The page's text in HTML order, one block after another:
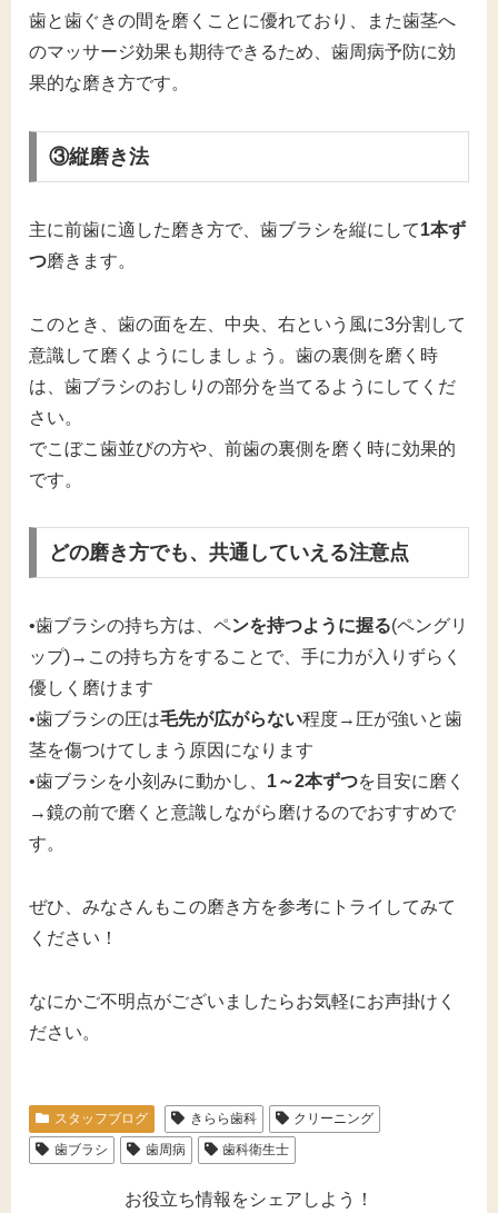
歯と歯ぐきの間を磨くことに優れており、また歯茎へ
のマッサージ効果も期待できるため、歯周病予防に効
果的な磨き方です。
③縦磨き法
主に前歯に適した磨き方で、歯ブラシを縦にして1本ず
つ磨きます。
このとき、歯の面を左、中央、右という風に3分割して
意識して磨くようにしましょう。歯の裏側を磨く時
は、歯ブラシのおしりの部分を当てるようにしてくだ
さい。
でこぼこ歯並びの方や、前歯の裏側を磨く時に効果的
です。
どの磨き方でも、共通していえる注意点
•歯ブラシの持ち方は、ペンを持つように握る(ペングリ
ップ)→この持ち方をすることで、手に力が入りずらく
優しく磨けます
•歯ブラシの圧は毛先が広がらない程度→圧が強いと歯
茎を傷つけてしまう原因になります
•歯ブラシを小刻みに動かし、 1～2本ずつを目安に磨く
→鏡の前で磨くと意識しながら磨けるのでおすすめで
す。
ぜひ、みなさんもこの磨き方を参考にトライしてみて
ください！
なにかご不明点がございましたらお気軽にお声掛けく
ださい。
スタッフブログ きらら歯科
クリーニング
歯ブラシ
歯周病 歯科衛生士
お役立ち情報をシェアしよう！